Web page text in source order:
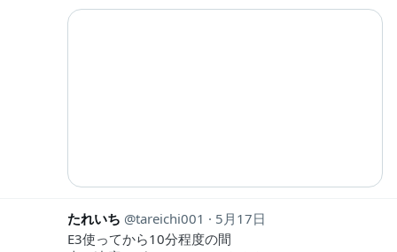
たれいち tareichi001
5月17日
E3使ってから10分程度の間